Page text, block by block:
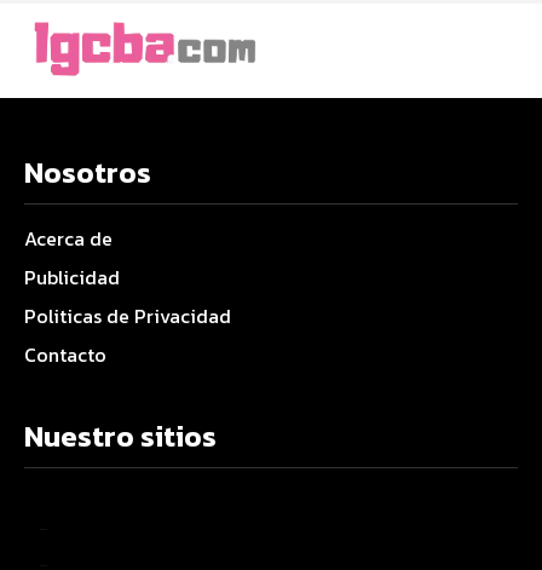
Nosotros
Acerca de
Publicidad
Politicas de Privacidad
Contacto
Nuestro sitios